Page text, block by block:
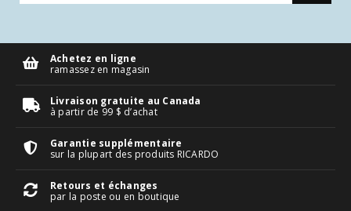
Achetez en ligne
ramassez en magasin
Livraison gratuite au Canada
à partir de 99 $ d’achat
Garantie supplémentaire
sur la plupart des produits RICARDO
Retours et échanges
par la poste ou en boutique